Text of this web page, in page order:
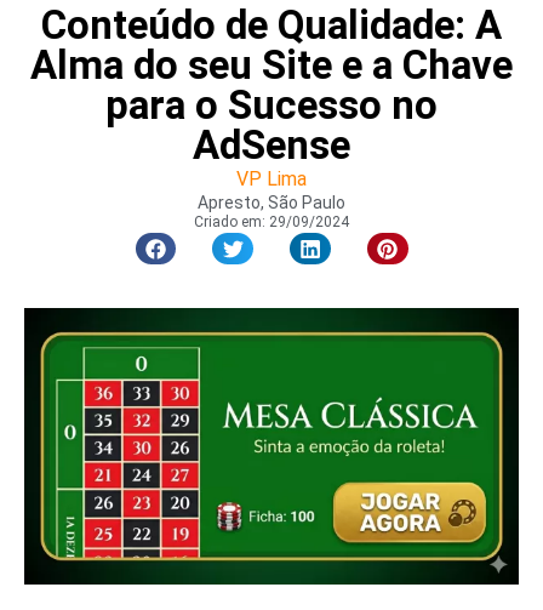
Conteúdo de Qualidade: A
Alma do seu Site e a Chave
para o Sucesso no
AdSense
VP Lima
Apresto, São Paulo
Criado em: 29/09/2024